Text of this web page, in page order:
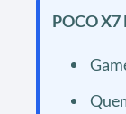
POCO X7